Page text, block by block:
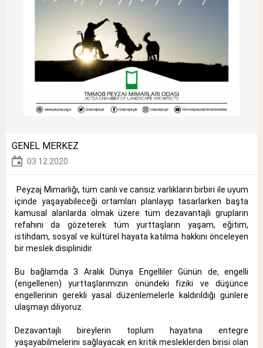
GENEL MERKEZ
03.12.2020
Peyzaj Mimarlığı, tüm canlı ve cansız varlıkların birbiri ile uyum
içinde yaşayabileceği ortamları planlayıp tasarlarken başta
kamusal alanlarda olmak üzere tüm dezavantajlı grupların
refahını da gözeterek tüm yurttaşların yaşam, eğitim,
istihdam, sosyal ve kültürel hayata katılma hakkını önceleyen
bir meslek disiplinidir.
Bu bağlamda 3 Aralık Dünya Engelliler Günün de, engelli
(engellenen) yurttaşlarımızın önündeki fiziki ve düşünce
engellerinin gerekli yasal düzenlemelerle kaldırıldığı günlere
ulaşmayı diliyoruz.
Dezavantajlı bireylerin toplum hayatına entegre
yaşayabilmelerini sağlayacak en kritik mesleklerden birisi olan